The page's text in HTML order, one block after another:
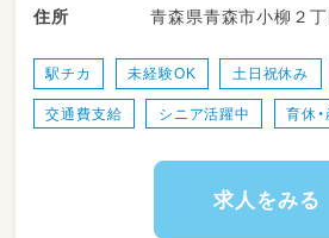
住所
青森県青森市小柳２丁
駅チカ 未経験OK 土日祝休み
交通費支給 シニア活躍中 育休
求人をみる